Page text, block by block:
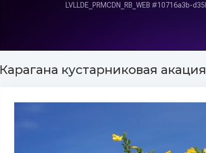
Карагана кустарниковая акация